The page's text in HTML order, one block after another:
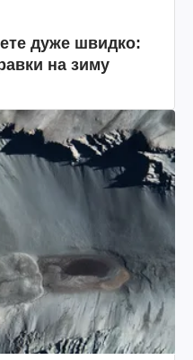
дуже швидко:
на зиму